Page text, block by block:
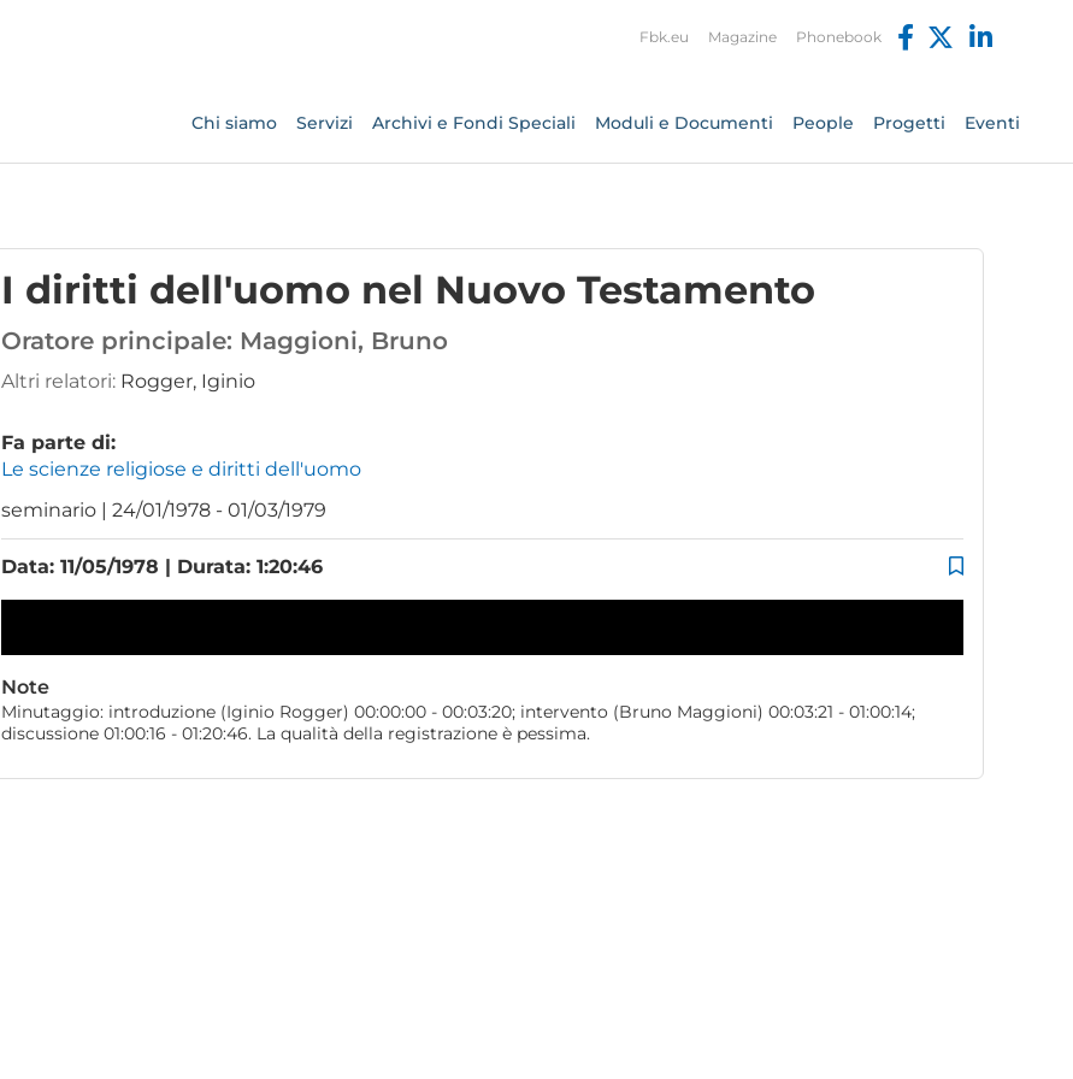
Fbk.eu Magazine Phonebook
Chi siamo Servizi Archivi e Fondi Speciali Moduli e Documenti People Progetti Eventi
I diritti dell'uomo nel Nuovo Testamento
Oratore principale: Maggioni, Bruno
Altri relatori: Rogger, Iginio
Fa parte di:
Le scienze religiose e diritti dell'uomo
seminario | 24/01/1978 - 01/03/1979
Data: 11/05/1978 | Durata: 1:20:46
Note
Minutaggio: introduzione (Iginio Rogger) 00:00:00 - 00:03:20; intervento (Bruno Maggioni) 00:03:21 - 01:00:14;
discussione 01:00:16 - 01:20:46. La qualità della registrazione è pessima.